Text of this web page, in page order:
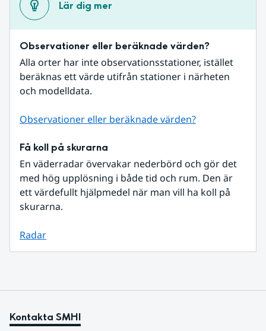
Lär dig mer
Observationer eller beräknade värden?
Alla orter har inte observationsstationer, istället
beräknas ett värde utifrån stationer i närheten
och modelldata.
Observationer eller beräknade värden?
Få koll på skurarna
En väderradar övervakar nederbörd och gör det
med hög upplösning i både tid och rum. Den är
ett värdefullt hjälpmedel när man vill ha koll på
skurarna.
Radar
Kontakta SMHI